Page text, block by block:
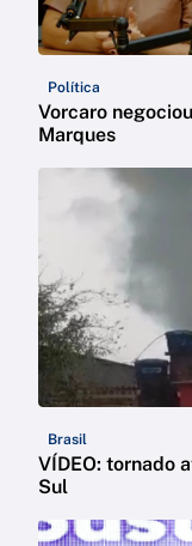
Política
Vorcaro
Marques
Brasil
VÍDEO: tornado
Sul